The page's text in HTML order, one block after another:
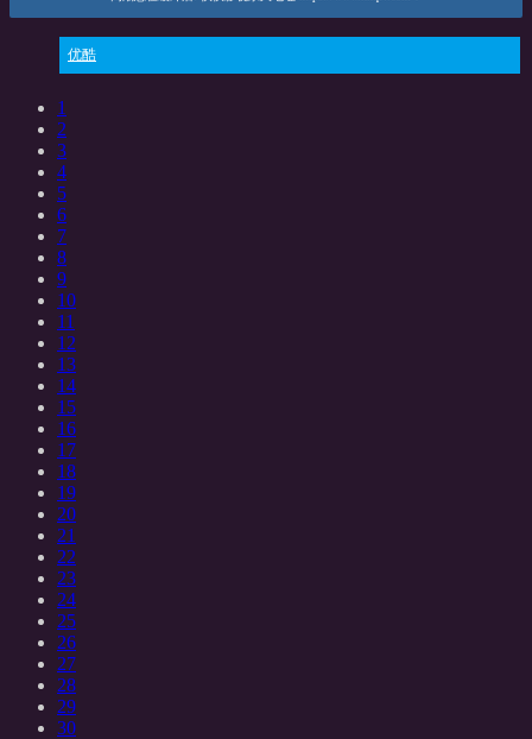
优酷
1
2
3
4
5
6
7
8
9
10
11
12
13
14
15
16
17
18
19
20
21
22
23
24
25
26
27
28
29
30